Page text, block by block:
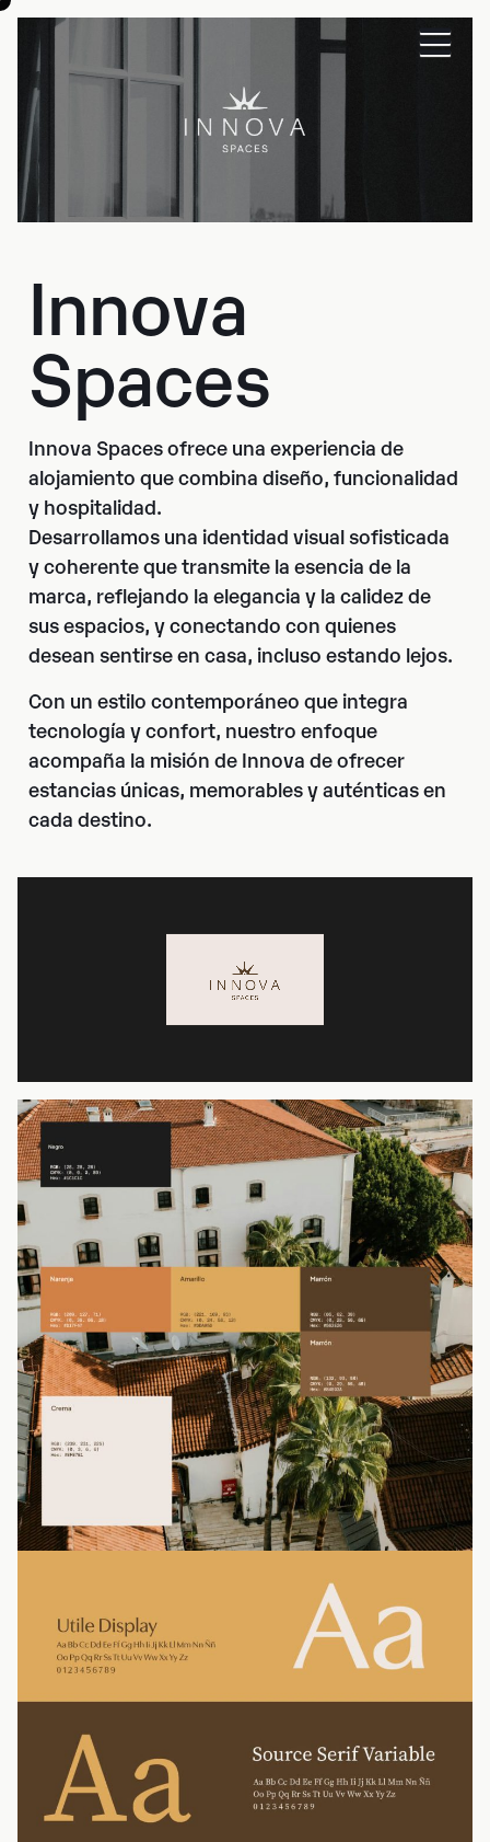
Innova
Spaces
Innova Spaces ofrece una experiencia de
alojamiento que combina diseño, funcionalidad
y hospitalidad.
Desarrollamos una identidad visual sofisticada
y coherente que transmite la esencia de la
marca, reflejando la elegancia y la calidez de
sus espacios, y conectando con quienes
desean sentirse en casa, incluso estando lejos.
Con un estilo contemporáneo que integra
tecnología y confort, nuestro enfoque
acompaña la misión de Innova de ofrecer
estancias únicas, memorables y auténticas en
cada destino.